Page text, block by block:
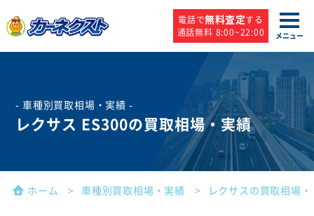
電話で無料査定する
通話無料 8:00~22:00
メニュー
- 車種別買取相場・実績 -
レクサス ES300の買取相場・実績
ホーム 車種別買取相場・実績 レクサスの買取相場